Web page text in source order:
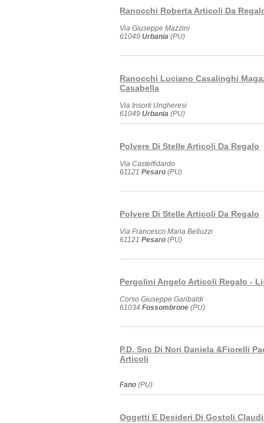
Ranocchi Roberta Articoli Da
Via Giuseppe Mazzini
61049 Urbania (PU)
Ranocchi Luciano Casalinghi
Casabella
Via Insorti Ungheresi
61049 Urbania (PU)
Polvere Di Stelle Articoli Da Regalo
Via Castelfidardo
61121 Pesaro (PU)
Polvere Di Stelle Articoli Da Regalo
Via Francesco Maria Belluzzi
61121 Pesaro (PU)
Pergolini Angelo Articoli Regalo -
Corso Giuseppe Garibaldi
61034 Fossombrone (PU)
P.D. Snc Di Nori Daniela &Fiorelli
Articoli
Fano (PU)
Oggetti E Desideri Di Gostoli